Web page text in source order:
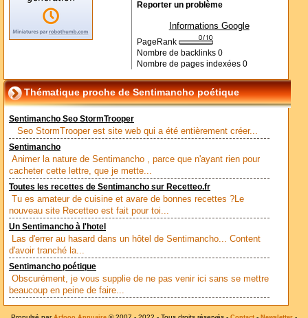
Reporter un problème
Informations Google
PageRank
Nombre de backlinks 0
Nombre de pages indexées 0
Thématique proche de Sentimancho poétique
Sentimancho Seo StormTrooper
Seo StormTrooper est site web qui a été entièrement créer...
Sentimancho
Animer la nature de Sentimancho , parce que n'ayant rien pour
cacheter cette lettre, que je mette...
Toutes les recettes de Sentimancho sur Recetteo.fr
Tu es amateur de cuisine et avare de bonnes recettes ?Le
nouveau site Recetteo est fait pour toi...
Un Sentimancho à l'hotel
Las d'errer au hasard dans un hôtel de Sentimancho... Content
d'avoir tranché la...
Sentimancho poétique
Obscurément, je vous supplie de ne pas venir ici sans se mettre
beaucoup en peine de faire...